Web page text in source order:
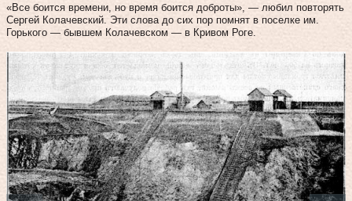
«Все боится времени, но время боится доброты», — любил повторять
Сергей Колачевский. Эти слова до сих пор помнят в поселке им.
Горького — бывшем Колачевском — в Кривом Роге.